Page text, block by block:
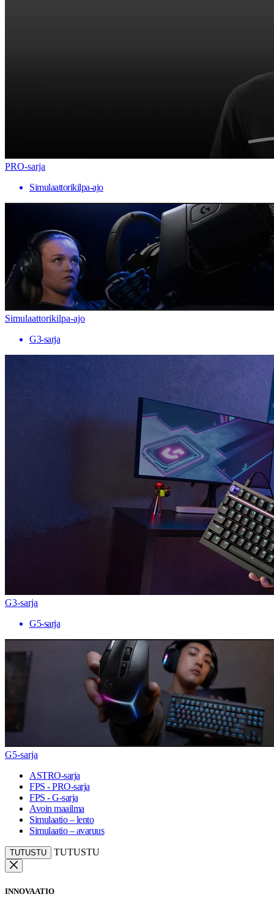
PRO-sarja
Simulaattorikilpa-ajo
Simulaattorikilpa-ajo
G3-sarja
G3-sarja
G5-sarja
G5-sarja
ASTRO-sarja
FPS - PRO-sarja
FPS - G-sarja
Avoin maailma
Simulaatio – lento
Simulaatio – avaruus
TUTUSTU TUTUSTU
INNOVAATIO